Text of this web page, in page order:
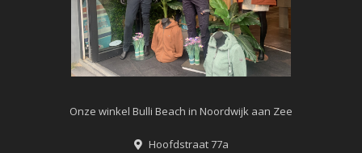
Onze winkel Bulli Beach in Noordwijk aan Zee
Hoofdstraat 77a